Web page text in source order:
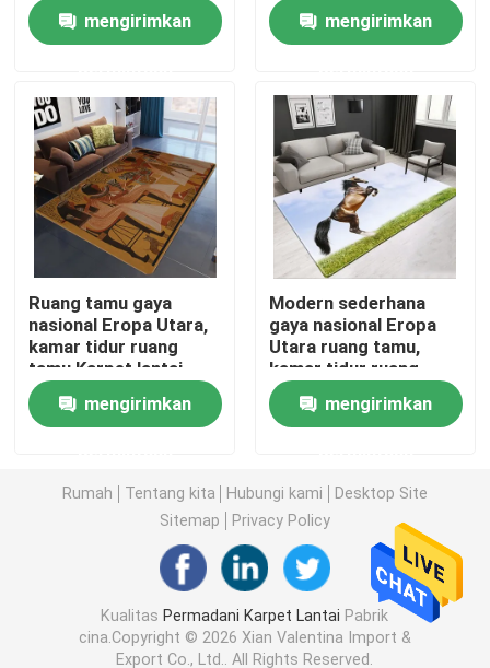
Permadani Karpet Lantai
Karpet Lantai Kamar Tidur
Karpet Lantai Ruang Tamu
Karpet anti air kamar mandi
Karpet Ruang Bermain Anak
Tikar Lantai Kursi
Karpet Dapur yang Bisa Dicuci
Tikar Papan Dart
Tikar Tangga Non Slip
mengirimkan
lantai
mengirimkan
Ruang tamu gaya
nasional Eropa Utara,
kamar tidur ruang
tamu Karpet lantai
mengirimkan
Modern sederhana
gaya nasional Eropa
Utara ruang tamu,
kamar tidur ruang
tamu lantai karpet
mengirimkan
Rumah Tentang kita Hubungi kami
Desktop Site
Sitemap
Privacy Policy
Kualitas Permadani Karpet Lantai Pabrik
cina.Copyright © 2026 Xian Valentina Import &
Export Co., Ltd.. All Rights Reserved.